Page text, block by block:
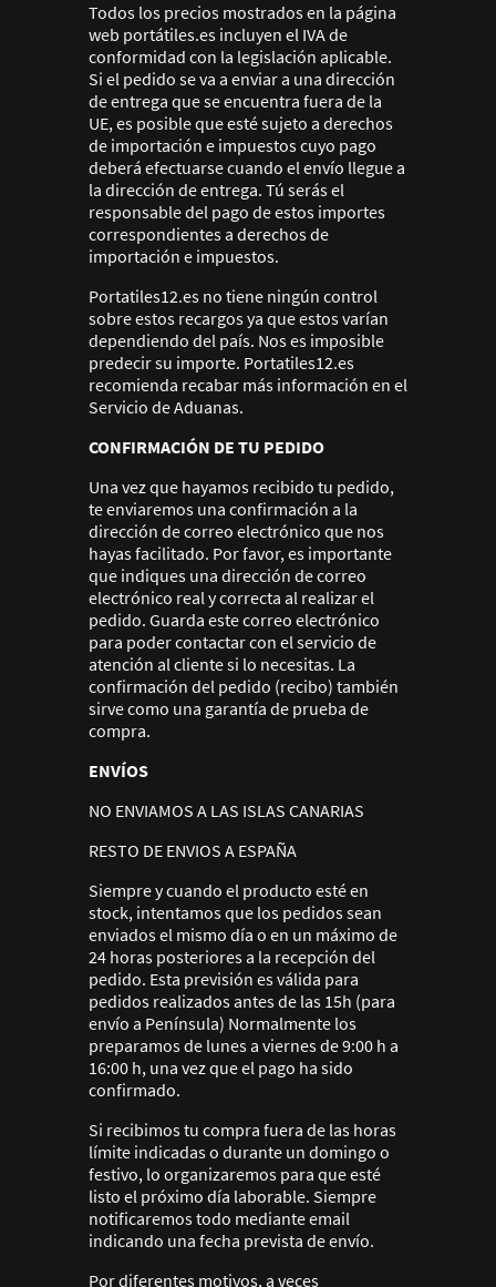
Todos los precios mostrados en la página
web portátiles.es incluyen el IVA de
conformidad con la legislación aplicable.
Si el pedido se va a enviar a una dirección
de entrega que se encuentra fuera de la
UE, es posible que esté sujeto a derechos
de importación e impuestos cuyo pago
deberá efectuarse cuando el envío llegue a
la dirección de entrega. Tú serás el
responsable del pago de estos importes
correspondientes a derechos de
importación e impuestos.
Portatiles12.es no tiene ningún control
sobre estos recargos ya que estos varían
dependiendo del país. Nos es imposible
predecir su importe. Portatiles12.es
recomienda recabar más información en el
Servicio de Aduanas.
CONFIRMACIÓN DE TU PEDIDO
Una vez que hayamos recibido tu pedido,
te enviaremos una confirmación a la
dirección de correo electrónico que nos
hayas facilitado. Por favor, es importante
que indiques una dirección de correo
electrónico real y correcta al realizar el
pedido. Guarda este correo electrónico
para poder contactar con el servicio de
atención al cliente si lo necesitas. La
confirmación del pedido (recibo) también
sirve como una garantía de prueba de
compra.
ENVÍOS
NO ENVIAMOS A LAS ISLAS CANARIAS
RESTO DE ENVIOS A ESPAÑA
Siempre y cuando el producto esté en
stock, intentamos que los pedidos sean
enviados el mismo día o en un máximo de
24 horas posteriores a la recepción del
pedido. Esta previsión es válida para
pedidos realizados antes de las 15h (para
envío a Península) Normalmente los
preparamos de lunes a viernes de 9:00 h a
16:00 h, una vez que el pago ha sido
confirmado.
Si recibimos tu compra fuera de las horas
límite indicadas o durante un domingo o
festivo, lo organizaremos para que esté
listo el próximo día laborable. Siempre
notificaremos todo mediante email
indicando una fecha prevista de envío.
Por diferentes motivos, a veces